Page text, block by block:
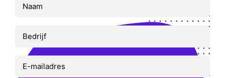
Bedrijf
mailadres